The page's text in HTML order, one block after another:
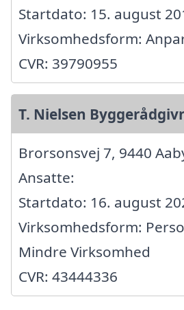
Startdato: 15. august
Virksomhedsform:
CVR: 39790955
T. Nielsen
Brorsonsvej 7, 9440
Ansatte:
Startdato: 16. august
Virksomhedsform:
Mindre Virksomhed
CVR: 43444336